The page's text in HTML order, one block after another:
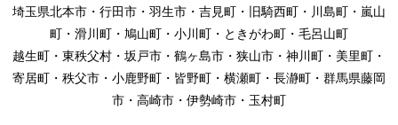
埼玉県北本市・行田市・羽生市・吉見町・旧騎西町・川島町・嵐山
町・滑川町・鳩山町・小川町・ときがわ町・毛呂山町
越生町・東秩父村・坂戸市・鶴ヶ島市・狭山市・神川町・美里町・
寄居町・秩父市・小鹿野町・皆野町・横瀬町・長瀞町・群馬県藤岡
市・高崎市・伊勢崎市・玉村町